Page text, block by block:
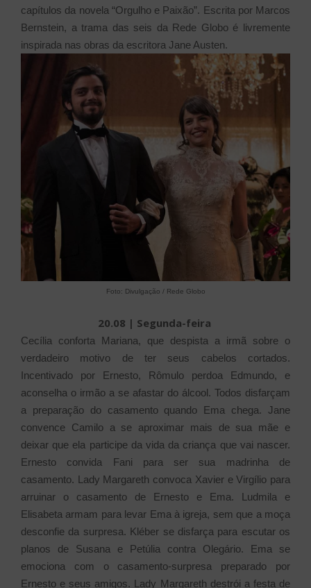
capítulos da novela “Orgulho e Paixão”. Escrita por Marcos
Bernstein, a trama das seis da Rede Globo é livremente
inspirada nas obras da escritora Jane Austen.
Foto: Divulgação / Rede Globo
20.08 | Segunda-feira
Cecília conforta Mariana, que despista a irmã sobre o
verdadeiro motivo de ter seus cabelos cortados.
Incentivado por Ernesto, Rômulo perdoa Edmundo, e
aconselha o irmão a se afastar do álcool. Todos disfarçam
a preparação do casamento quando Ema chega. Jane
convence Camilo a se aproximar mais de sua mãe e
deixar que ela participe da vida da criança que vai nascer.
Ernesto convida Fani para ser sua madrinha de
casamento. Lady Margareth convoca Xavier e Virgílio para
arruinar o casamento de Ernesto e Ema. Ludmila e
Elisabeta armam para levar Ema à igreja, sem que a moça
desconfie da surpresa. Kléber se disfarça para escutar os
planos de Susana e Petúlia contra Olegário. Ema se
emociona com o casamento-surpresa preparado por
Ernesto e seus amigos. Lady Margareth destrói a festa de